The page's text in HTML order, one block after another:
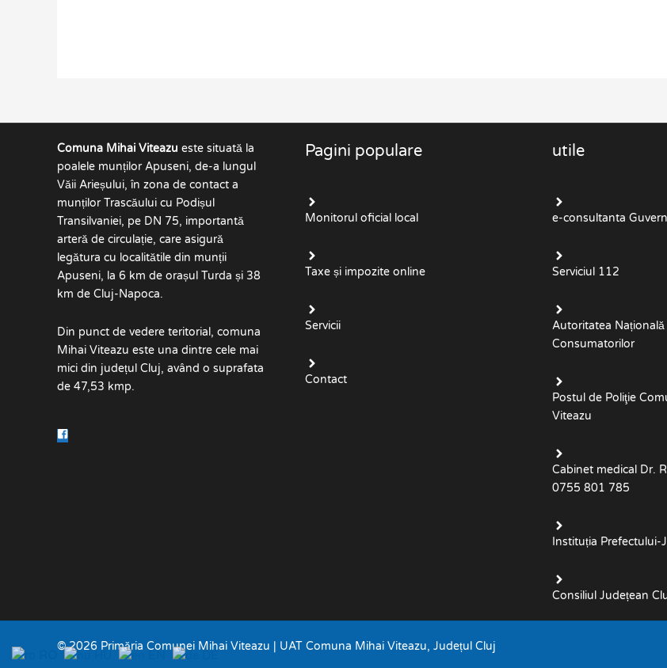
Comuna Mihai Viteazu este situată la
poalele munților Apuseni, de-a lungul
Văii Arieșului, în zona de contact a
munților Trascăului cu Podișul
Transilvaniei, pe DN 75, importantă
arteră de circulație, care asigură
legătura cu localitătile din munții
Apuseni, la 6 km de orașul Turda și 38
km de Cluj-Napoca.
Din punct de vedere teritorial, comuna
Mihai Viteazu este una dintre cele mai
mici din județul Cluj, având o suprafata
de 47,53 kmp.
Pagini populare
Monitorul oficial local
Taxe și impozite online
Servicii
Contact
utile
e-consultanta
Serviciul 112
Autoritatea
Consumatorilor
Postul de Poliţie
Viteazu
Cabinet medical Dr.
0755 801 785
Instituția Prefectului-
Consiliul Județean
© 2026 Primăria Comunei Mihai Viteazu | UAT Comuna Mihai Viteazu, Județul Cluj